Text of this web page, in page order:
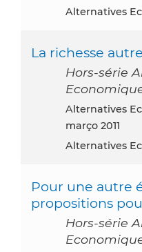
Alternatives
La richesse
Hors-série
Alternatives Economiques, Paris, France,
março 2011
Alternatives
Pour une autre
propositions
Hors-série